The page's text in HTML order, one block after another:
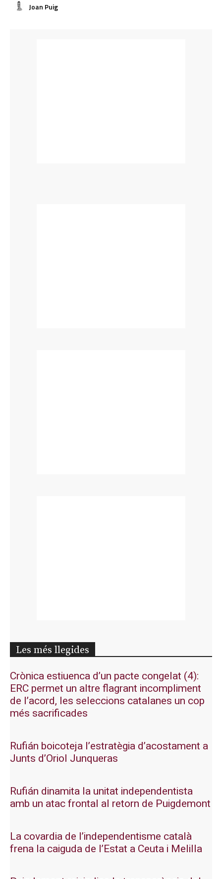
Joan Puig
Les més llegides
Crònica estiuenca d’un pacte congelat (4):
ERC permet un altre flagrant incompliment
de l’acord, les seleccions catalanes un cop
més sacrificades
Rufián boicoteja l’estratègia d’acostament a
Junts d’Oriol Junqueras
Rufián dinamita la unitat independentista
amb un atac frontal al retorn de Puigdemont
La covardia de l’independentisme català
frena la caiguda de l’Estat a Ceuta i Melilla